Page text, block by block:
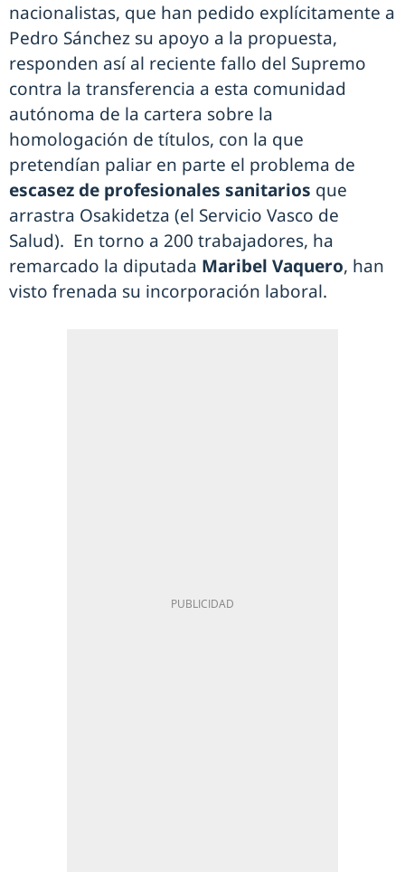
nacionalistas, que han pedido explícitamente a
Pedro Sánchez su apoyo a la propuesta,
responden así al reciente fallo del Supremo
contra la transferencia a esta comunidad
autónoma de la cartera sobre la
homologación de títulos, con la que
pretendían paliar en parte el problema de
escasez de profesionales sanitarios que
arrastra Osakidetza (el Servicio Vasco de
Salud). En torno a 200 trabajadores, ha
remarcado la diputada Maribel Vaquero, han
visto frenada su incorporación laboral.